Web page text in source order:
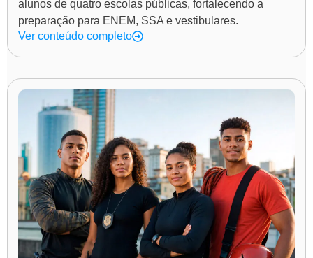
alunos de quatro escolas públicas, fortalecendo a
preparação para ENEM, SSA e vestibulares.
Ver conteúdo completo